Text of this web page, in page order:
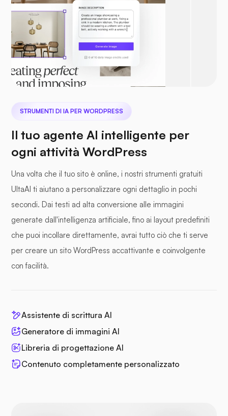
STRUMENTI DI IA PER WORDPRESS
Il tuo agente AI intelligente per
ogni attività WordPress
Una volta che il tuo sito è online, i nostri strumenti gratuiti
UltaAI ti aiutano a personalizzare ogni dettaglio in pochi
secondi. Dai testi ad alta conversione alle immagini
generate dall'intelligenza artificiale, fino ai layout predefiniti
che puoi incollare direttamente, avrai tutto ciò che ti serve
per creare un sito WordPress accattivante e coinvolgente
con facilità.
Assistente di scrittura AI
Generatore di immagini AI
Libreria di progettazione AI
Contenuto completamente personalizzato